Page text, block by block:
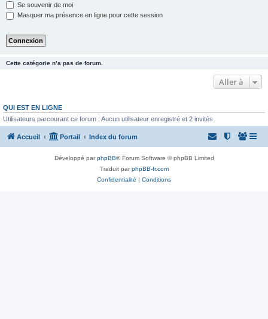
Se souvenir de moi
Masquer ma présence en ligne pour cette session
Cette catégorie n’a pas de forum.
Aller à
QUI EST EN LIGNE
Utilisateurs parcourant ce forum : Aucun utilisateur enregistré et 2 invités
Accueil Portail Index du forum
Développé parphpBB® Forum Software © phpBB Limited
Traduit parphpBB-fr.com
Confidentialité | Conditions